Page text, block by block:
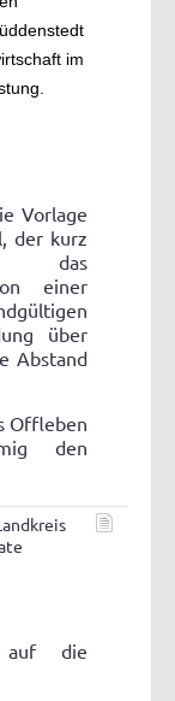
im
Vorlage
der kurz
das
einer
über
Abstand
Offleben
den
auf die